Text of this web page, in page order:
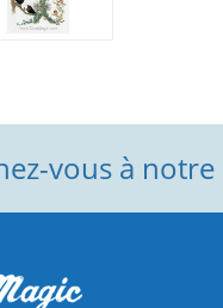
vous à notre